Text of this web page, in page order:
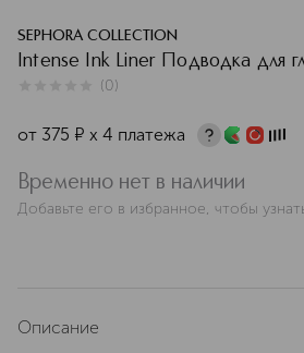
SEPHORA COLLECTION
Intense Ink Liner Подводка для
(0)
от 375 ¤ х 4 платежа
Временно нет в наличии
Добавьте его в избранное, чтобы
Описание